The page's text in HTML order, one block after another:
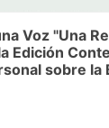
Voz "Una
Edición
sobre la